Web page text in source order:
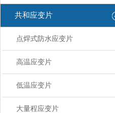
共和应变片
点焊式防水应变片
高温应变片
低温应变片
大量程应变片